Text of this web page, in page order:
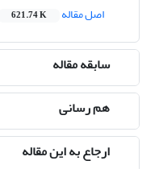
اصل مقاله
621.74 K
سابقه مقاله
هم رسانی
ارجاع به این مقاله